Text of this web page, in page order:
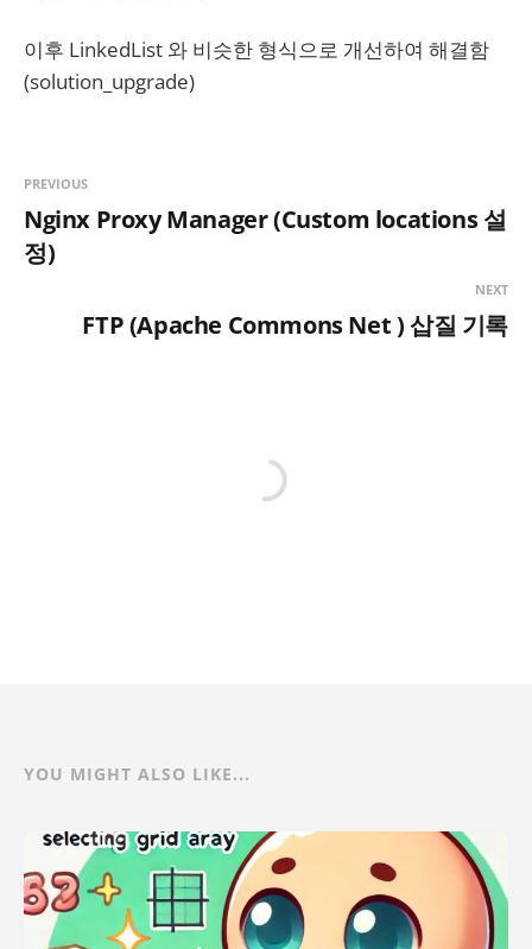
이후 LinkedList 와 비슷한 형식으로 개선하여 해결함
(solution_upgrade)
PREVIOUS
Nginx Proxy Manager (Custom locations 설
정)
NEXT
FTP (Apache Commons Net ) 삽질 기록
YOU MIGHT ALSO LIKE...